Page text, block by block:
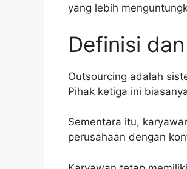
yang lebih
Definisi
Outsourcing adalah
Pihak ketiga ini
Sementara itu,
perusahaan dengan